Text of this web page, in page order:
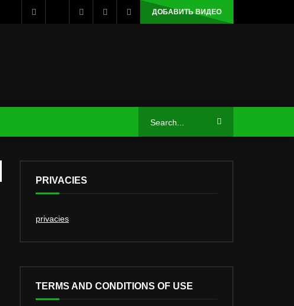
ДОБАВИТЬ ВИДЕО
PRIVACIES
privacies
TERMS AND CONDITIONS OF USE